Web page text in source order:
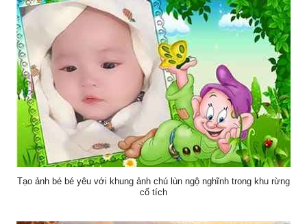
Tạo ảnh bé bé yêu với khung ảnh chú lùn ngộ nghĩnh trong khu rừng
cổ tích